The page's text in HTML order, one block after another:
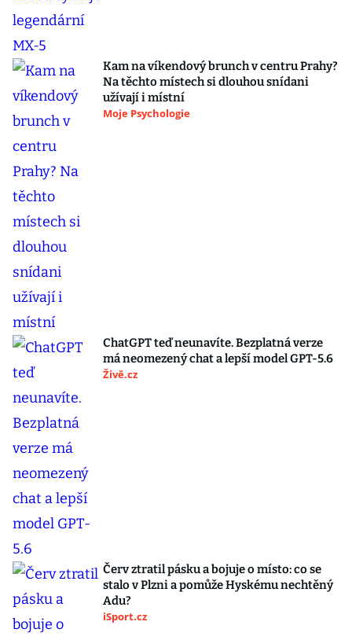
Kam na víkendový brunch v centru Prahy?
Na těchto místech si dlouhou snídani
užívají i místní
Moje Psychologie
ChatGPT teď neunavíte. Bezplatná verze
má neomezený chat a lepší model GPT-5.6
Živě.cz
Červ ztratil pásku a bojuje o místo: co se
stalo v Plzni a pomůže Hyskému nechtěný
Adu?
iSport.cz